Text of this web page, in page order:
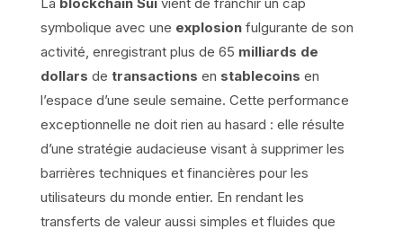
symbolique avec une explosionfulgurante de son
activité, enregistrant plus de 65 milliards de
dollars de transactions en stablecoins en
l’espace d’une seule semaine. Cette performance
exceptionnelle ne doit rien au hasard : elle résulte
d’une stratégie audacieuse visant à supprimer les
barrières techniques et financières pour les
utilisateurs du monde entier. En rendant les
transferts de valeur aussi simples et fluides que